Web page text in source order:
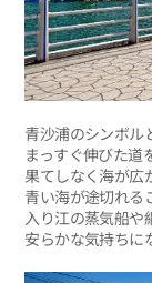
青沙浦のシンボル
まっすぐ伸びた道
果てしなく海が広
青い海が途切れる
入り江の蒸気船や
安らかな気持ちに